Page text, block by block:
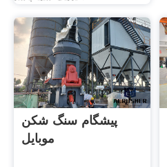
پیشگام سنگ شکن
موبایل